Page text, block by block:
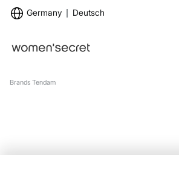
Germany Deutsch
Brands Tendam